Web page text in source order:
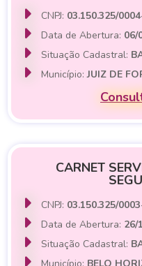
CNPJ: 03.150.325/
Data de Abertura: 06/
Situação Cadastral:
Município:JUIZ DE
CARNET
CNPJ: 03.150.325/
Data de Abertura: 26/
Situação Cadastral: